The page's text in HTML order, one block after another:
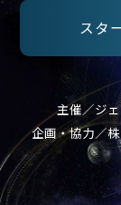
スタ
主催／ジ
企画・協力／